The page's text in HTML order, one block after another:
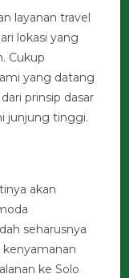
layanan travel
lokasi yang
Cukup
yang datang
prinsip dasar
junjung tinggi.
akan
seharusnya
ke Solo